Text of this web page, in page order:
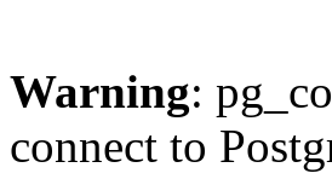
Warning:
connect to